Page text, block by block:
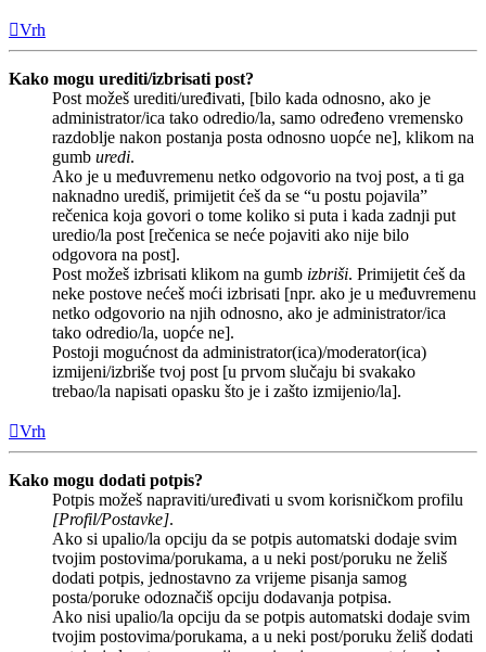
Vrh
Kako mogu urediti/izbrisati post?
Post možeš urediti/uređivati, [bilo kada odnosno, ako je
administrator/ica tako odredio/la, samo određeno vremensko
razdoblje nakon postanja posta odnosno uopće ne], klikom na
gumb uredi.
Ako je u međuvremenu netko odgovorio na tvoj post, a ti ga
naknadno urediš, primijetit ćeš da se “u postu pojavila”
rečenica koja govori o tome koliko si puta i kada zadnji put
uredio/la post [rečenica se neće pojaviti ako nije bilo
odgovora na post].
Post možeš izbrisati klikom na gumb izbriši. Primijetit ćeš da
neke postove nećeš moći izbrisati [npr. ako je u međuvremenu
netko odgovorio na njih odnosno, ako je administrator/ica
tako odredio/la, uopće ne].
Postoji mogućnost da administrator(ica)/moderator(ica)
izmijeni/izbriše tvoj post [u prvom slučaju bi svakako
trebao/la napisati opasku što je i zašto izmijenio/la].
Vrh
Kako mogu dodati potpis?
Potpis možeš napraviti/uređivati u svom korisničkom profilu
[Profil/Postavke].
Ako si upalio/la opciju da se potpis automatski dodaje svim
tvojim postovima/porukama, a u neki post/poruku ne želiš
dodati potpis, jednostavno za vrijeme pisanja samog
posta/poruke odoznačiš opciju dodavanja potpisa.
Ako nisi upalio/la opciju da se potpis automatski dodaje svim
tvojim postovima/porukama, a u neki post/poruku želiš dodati